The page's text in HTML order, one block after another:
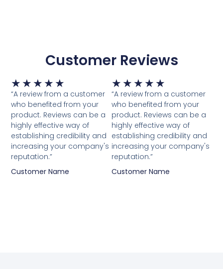
Customer Reviews
★ ★ ★ ★ ★ Waardering
5
van
5
“A review from a customer
who benefited from your
product. Reviews can be a
highly effective way of
establishing credibility and
increasing your company's
reputation.”
Customer Name
★ ★ ★ ★ ★
5
van
5
“A review from a customer
who benefited from your
product. Reviews can be a
highly effective way of
establishing credibility and
increasing your company's
reputation.”
Customer Name